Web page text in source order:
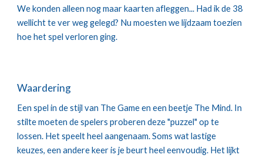
We konden alleen nog maar kaarten afleggen... Had ik de 38
wellicht te ver weg gelegd? Nu moesten we lijdzaam toezien
hoe het spel verloren ging.
Waardering
Een spel in de stijl van The Game en een beetje The Mind. In
stilte moeten de spelers proberen deze "puzzel" op te
lossen. Het speelt heel aangenaam. Soms wat lastige
keuzes, een andere keer is je beurt heel eenvoudig. Het lijkt